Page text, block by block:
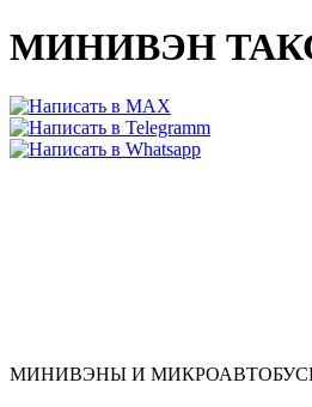
МИНИВЭН
МИНИВЭНЫ И